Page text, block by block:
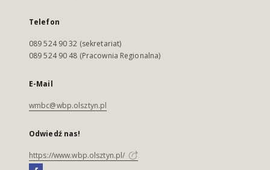
Telefon
089 524 90 32 (sekretariat)
089 524 90 48 (Pracownia Regionalna)
E-Mail
wmbc@wbp.olsztyn.pl
Odwiedź nas!
https://www.wbp.olsztyn.pl/